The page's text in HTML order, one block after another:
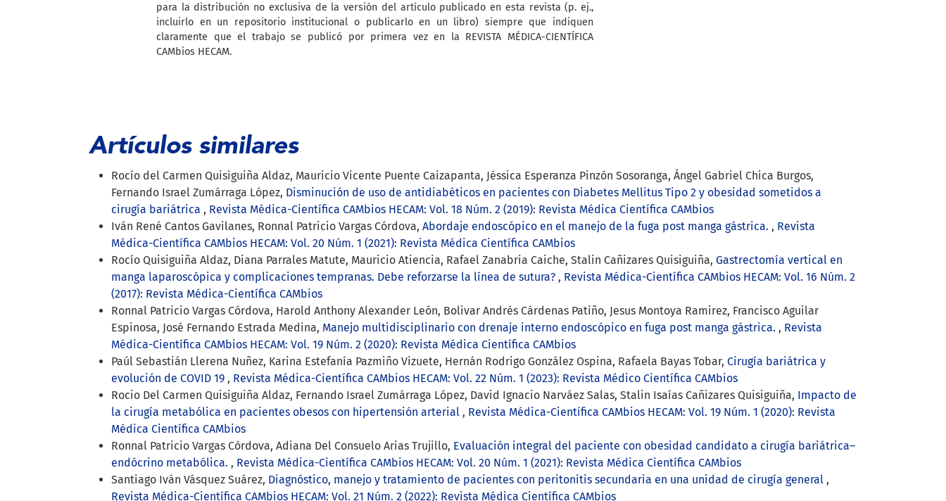
para la distribución no exclusiva de la versión del artículo publicado en esta revista (p. ej.,
incluirlo en un repositorio institucional o publicarlo en un libro) siempre que indiquen
claramente que el trabajo se publicó por primera vez en la REVISTA MÉDICA-CIENTÍFICA
CAMbios HECAM.
Artículos similares
Rocío del Carmen Quisiguiña Aldaz, Mauricio Vicente Puente Caizapanta, Jéssica Esperanza Pinzón Sosoranga, Ángel Gabriel Chica Burgos,
Fernando Israel Zumárraga López, Disminución de uso de antidiabéticos en pacientes con Diabetes Mellitus Tipo 2 y obesidad sometidos a
cirugía bariátrica , Revista Médica-Científica CAMbios HECAM: Vol. 18 Núm. 2 (2019): Revista Médica Científica CAMbios
Iván René Cantos Gavilanes, Ronnal Patricio Vargas Córdova, Abordaje endoscópico en el manejo de la fuga post manga gástrica. , Revista
Médica-Científica CAMbios HECAM: Vol. 20 Núm. 1 (2021): Revista Médica Científica CAMbios
Rocío Quisiguiña Aldaz, Diana Parrales Matute, Mauricio Atiencia, Rafael Zanabria Caiche, Stalin Cañizares Quisiguiña, Gastrectomía vertical en
manga laparoscópica y complicaciones tempranas. Debe reforzarse la línea de sutura? , Revista Médica-Científica CAMbios HECAM: Vol. 16 Núm. 2
(2017): Revista Médica-Científica CAMbios
Ronnal Patricio Vargas Córdova, Harold Anthony Alexander León, Bolivar Andrés Cárdenas Patiño, Jesus Montoya Ramirez, Francisco Aguilar
Espinosa, José Fernando Estrada Medina, Manejo multidisciplinario con drenaje interno endoscópico en fuga post manga gástrica. , Revista
Médica-Científica CAMbios HECAM: Vol. 19 Núm. 2 (2020): Revista Médica Científica CAMbios
Paúl Sebastián Llerena Nuñez, Karina Estefanía Pazmiño Vizuete, Hernán Rodrigo González Ospina, Rafaela Bayas Tobar, Cirugía bariátrica y
evolución de COVID 19 , Revista Médica-Científica CAMbios HECAM: Vol. 22 Núm. 1 (2023): Revista Médico Científica CAMbios
Rocio Del Carmen Quisiguiña Aldaz, Fernando Israel Zumárraga López, David Ignacio Narváez Salas, Stalin Isaías Cañizares Quisiguiña, Impacto de
la cirugía metabólica en pacientes obesos con hipertensión arterial , Revista Médica-Científica CAMbios HECAM: Vol. 19 Núm. 1 (2020): Revista
Médica Científica CAMbios
Ronnal Patricio Vargas Córdova, Adiana Del Consuelo Arias Trujillo, Evaluación integral del paciente con obesidad candidato a cirugía bariátrica–
endócrino metabólica. , Revista Médica-Científica CAMbios HECAM: Vol. 20 Núm. 1 (2021): Revista Médica Científica CAMbios
Santiago Iván Vásquez Suárez, Diagnóstico, manejo y tratamiento de pacientes con peritonitis secundaria en una unidad de cirugía general ,
Revista Médica-Científica CAMbios HECAM: Vol. 21 Núm. 2 (2022): Revista Médica Científica CAMbios